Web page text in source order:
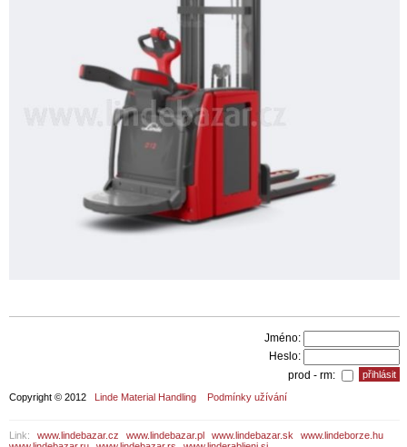
Jméno:
Heslo:
prod - rm:
Copyright © 2012 Linde Material Handling Podmínky užívání
Link: www.lindebazar.cz www.lindebazar.pl www.lindebazar.sk
www.lindeborze.hu